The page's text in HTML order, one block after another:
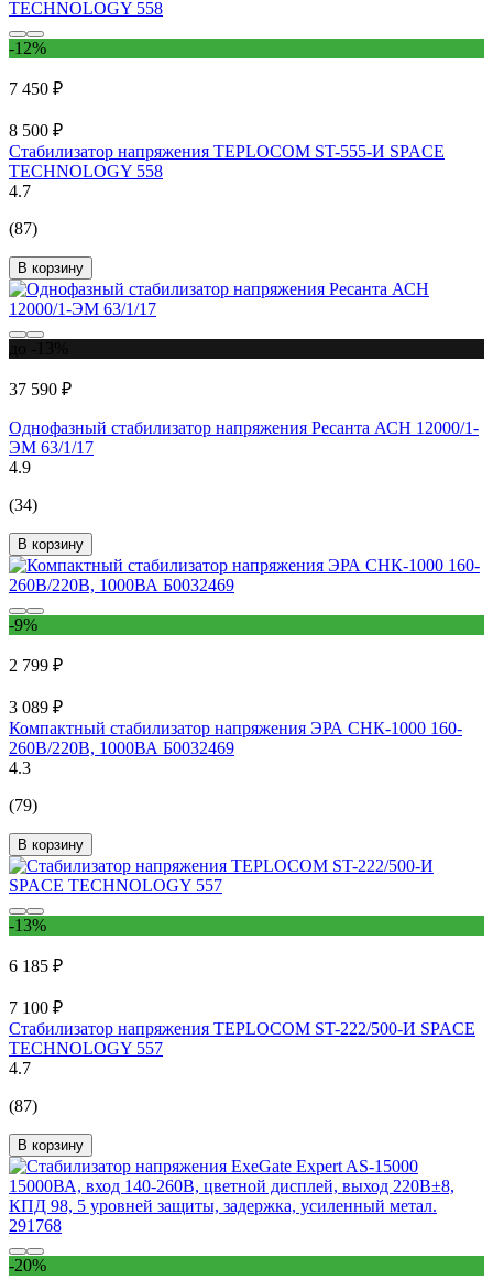
-12%
7 450 ₽
8 500 ₽
Стабилизатор напряжения TEPLOCOM ST-555-И SPACE
TECHNOLOGY 558
4.7
(87)
В корзину
37 590 ₽
Однофазный стабилизатор напряжения Ресанта АСН 12000/1-
ЭМ 63/1/17
4.9
(34)
В корзину
-9%
2 799 ₽
3 089 ₽
Компактный стабилизатор напряжения ЭРА СНК-1000 160-
260В/220В, 1000ВА Б0032469
4.3
(79)
В корзину
-13%
6 185 ₽
7 100 ₽
Стабилизатор напряжения TEPLOCOM ST-222/500-И SPACE
TECHNOLOGY 557
4.7
(87)
В корзину
-20%